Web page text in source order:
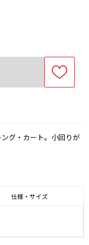
グ・カート。小回りが
仕様・サイズ